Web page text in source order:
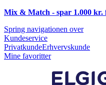
Mix & Match - spar 1.000
Spring navigationen over
Kundeservice
PrivatkundeErhvervskunde
Mine favoritter